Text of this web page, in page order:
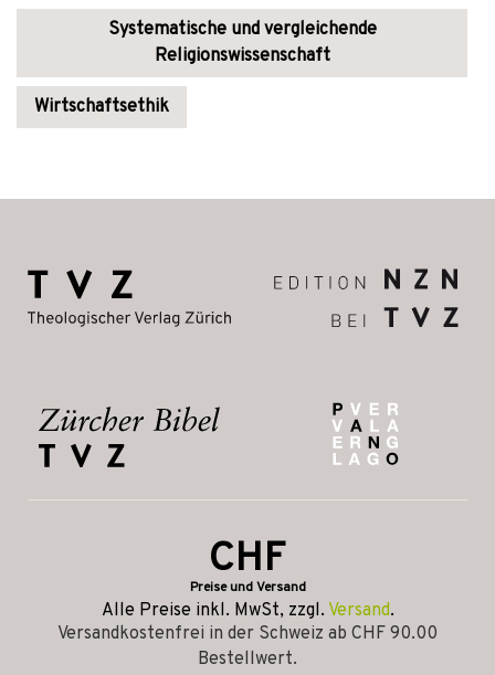
Systematische und vergleichende
Religionswissenschaft
Wirtschaftsethik
CHF
Preise und Versand
Alle Preise inkl. MwSt, zzgl. Versand.
Versandkostenfrei in der Schweiz ab CHF 90.00
Bestellwert.